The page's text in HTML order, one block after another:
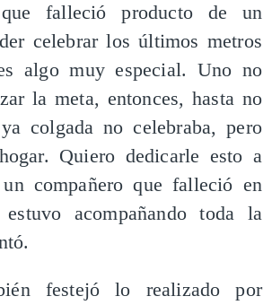
que falleció producto de un
celebrar los últimos metros
algo muy especial. Uno no
la meta, entonces, hasta no
colgada no celebraba, pero
Quiero dedicarle esto a
compañero que falleció en
acompañando toda la
festejó lo realizado por